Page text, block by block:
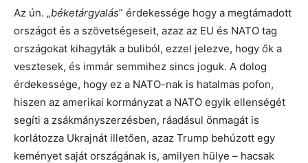
Az ún. „béketárgyalás” érdekessége hogy a megtámadott
országot és a szövetségeseit, azaz az EU és NATO tag
országokat kihagyták a buliból, ezzel jelezve, hogy ők a
vesztesek, és immár semmihez sincs joguk. A dolog
érdekessége, hogy ez a NATO-nak is hatalmas pofon,
hiszen az amerikai kormányzat a NATO egyik ellenségét
segíti a zsákmányszerzésben, ráadásul önmagát is
korlátozza Ukrajnát illetően, azaz Trump behúzott egy
keményet saját országának is, amilyen hülye – hacsak